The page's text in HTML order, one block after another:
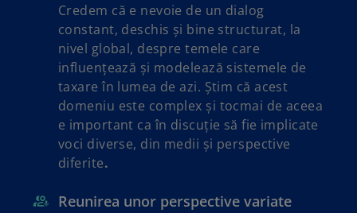
d
e
Credem că e nevoie de un dialog
constant, deschis și bine structurat, la
nivel global, despre temele care
influențează și modelează sistemele de
taxare în lumea de azi. Știm că acest
domeniu este complex și tocmai de aceea
e important ca în discuție să fie implicate
voci diverse, din medii și perspective
diferite.
Reunirea unor perspective variate